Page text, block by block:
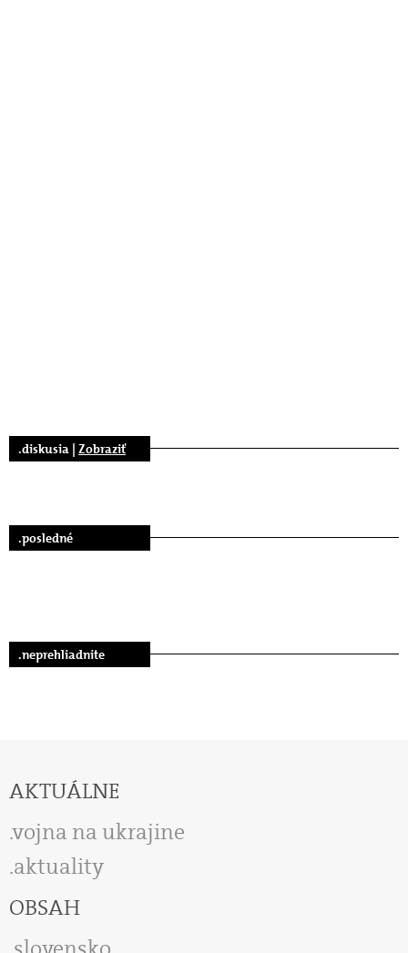
.diskusia | Zobraziť
.posledné
.neprehliadnite
AKTUÁLNE
vojna na ukrajine
aktuality
OBSAH